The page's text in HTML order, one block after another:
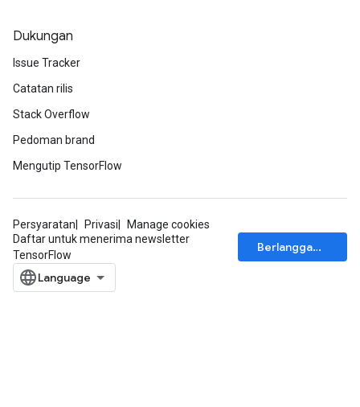
Dukungan
Issue Tracker
Catatan rilis
Stack Overflow
Pedoman brand
Mengutip TensorFlow
Persyaratan Privasi
Manage cookies
Daftar untuk menerima newsletter
TensorFlow
Berlangganan